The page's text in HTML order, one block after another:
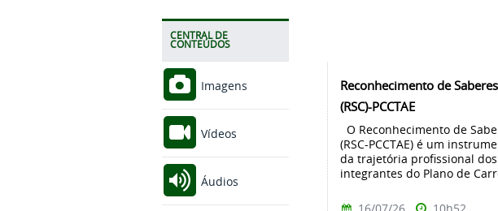
CENTRAL DE
CONTEÚDOS
Imagens
Vídeos
Áudios
Reconhecimento de
(RSC)-PCCTAE
O Reconhecimento de
(RSC-PCCTAE) é um
da trajetória profissional
integrantes do Plano de